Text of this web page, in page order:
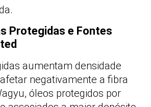
Protegidas e Fontes
aumentam densidade
negativamente a fibra
óleos protegidos por